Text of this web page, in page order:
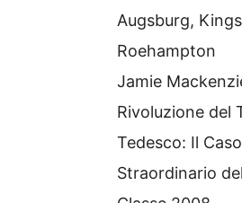
Augsburg,
Roehampton
Jamie
Rivoluzione del
Tedesco: Il Caso
Straordinario